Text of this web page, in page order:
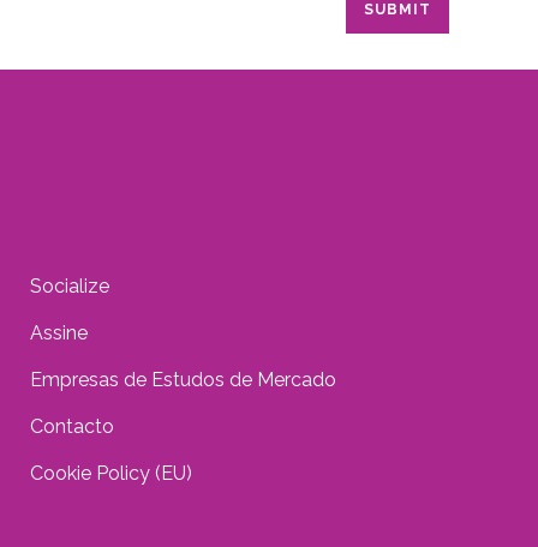
Socialize
Assine
Empresas de Estudos de Mercado
Contacto
Cookie Policy (EU)